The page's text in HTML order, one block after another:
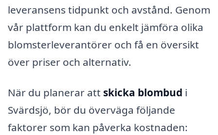
leveransens tidpunkt och avstånd. Genom
vår plattform kan du enkelt jämföra olika
blomsterleverantörer och få en översikt
över priser och alternativ.
När du planerar att skicka blombud i
Svärdsjö, bör du överväga följande
faktorer som kan påverka kostnaden: